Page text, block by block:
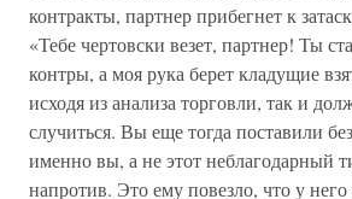
контракты, партнер прибегнет к
«Тебе чертовски везет, партнер! Ты
контры, а моя рука берет кладущие
исходя из анализа торговли, так и
случиться. Вы еще тогда поставили
именно вы, а не этот неблагодарный
напротив. Это ему повезло, что у него